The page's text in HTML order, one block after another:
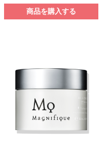
商品を購入する